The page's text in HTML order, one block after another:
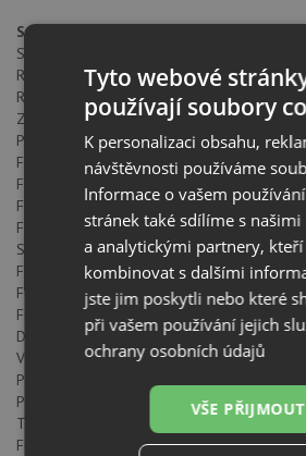
Specifické vlastnosti
Smaltovaný interiér: ANO
Regulátor min. teploty (°C): 50
Regulátor max. teploty (°C): 250
Způsob ovládání: Mechanical
Počet pečících funkcí: 11
Funkce horní + spodní těleso: ANO
Funkce MaxiGril: ANO
Funkce horní + spodní těleso + ventilátor:
Funkce MaxiGril + ventilátor: ANO
Spodní těleso: ANO
Funkce spodní těleso + Turbo (Pizza): ANO
Funkce Turbo: ANO
Funkce Eco: ANO
Dotykové ovládání: ANO
Vyjímatelné chromované vodicí lišty: ANO
Počet úrovní vodících lišt: 5
Počet úrovní vodících lišt (dolní komora): 0
Tangenciální chlazení trouby: ANO
Funkce mikrovlnného ohřevu: ANO
Tyto webové
používají soubory
K personalizaci obsahu,
návštěvnosti používáme
Informace o vašem
stránek také sdílíme s
a analytickými partnery,
kombinovat s dalšími
jste jim poskytli nebo které
při vašem používání jejich
ochrany osobních údajů
VŠE PŘIJMOUT